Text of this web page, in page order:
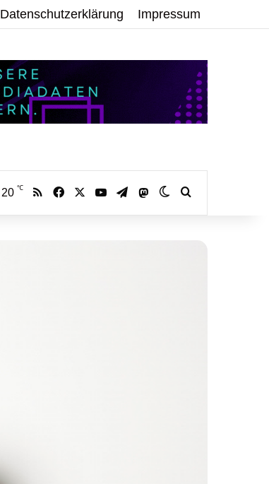
Datenschutzerklärung Impressum
20 ℃ RSS Facebook YouTubeTelegramMastodonSkin umschalten